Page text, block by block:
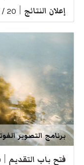
إعلان النتائج 20 / 8 / 2026
برنامج التصوير
فتح باب التقديم